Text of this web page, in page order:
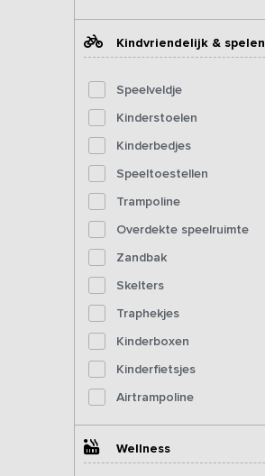
Kindvriendelijk & spelen
Speelveldje
Kinderstoelen
Kinderbedjes
Speeltoestellen
Trampoline
Overdekte speelruimte
Zandbak
Skelters
Traphekjes
Kinderboxen
Kinderfietsjes
Airtrampoline
Wellness